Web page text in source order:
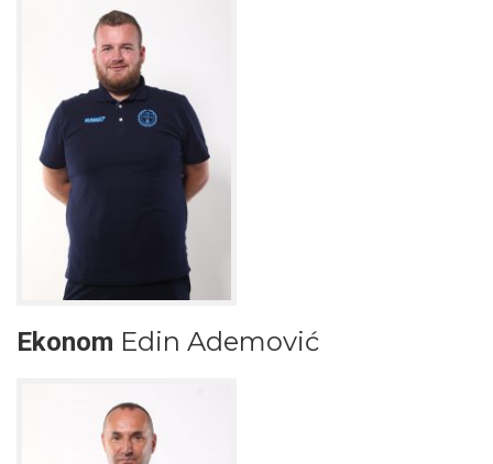
Ekonom Edin Ademović